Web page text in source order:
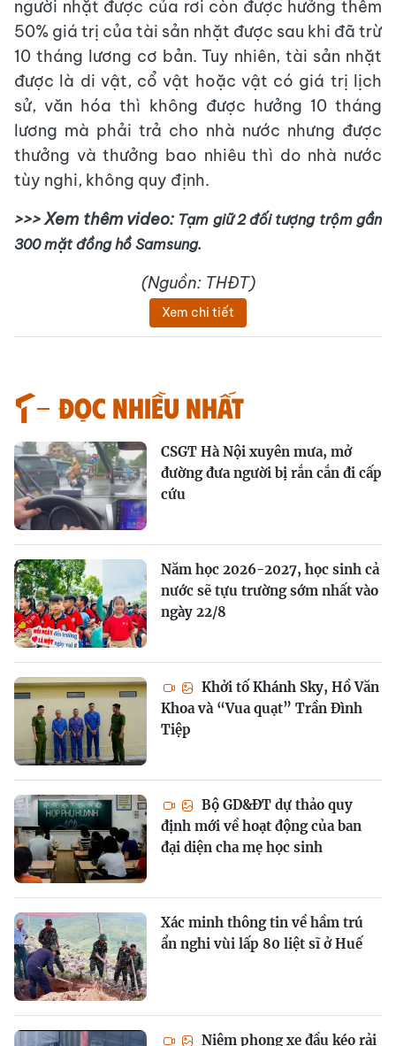
người nhặt được của rơi còn được hưởng thêm
50% giá trị của tài sản nhặt được sau khi đã trừ
10 tháng lương cơ bản. Tuy nhiên, tài sản nhặt
được là di vật, cổ vật hoặc vật có giá trị lịch
sử, văn hóa thì không được hưởng 10 tháng
lương mà phải trả cho nhà nước nhưng được
thưởng và thưởng bao nhiêu thì do nhà nước
tùy nghi, không quy định.
>>> Xem thêm video: Tạm giữ 2 đối tượng trộm gần
300 mặt đồng hồ Samsung.
(Nguồn: THĐT)
Xem chi tiết
Đọc nhiều nhất
CSGT Hà Nội xuyên mưa, mở
đường đưa người bị rắn cắn đi cấp
cứu
Năm học 2026-2027, học sinh cả
nước sẽ tựu trường sớm nhất vào
ngày 22/8
Khởi tố Khánh Sky, Hồ Văn
Khoa và “Vua quạt” Trần Đình
Tiệp
Bộ GD&ĐT dự thảo quy
định mới về hoạt động của ban
đại diện cha mẹ học sinh
Xác minh thông tin về hầm trú
ẩn nghi vùi lấp 80 liệt sĩ ở Huế
Niêm phong xe đầu kéo rải